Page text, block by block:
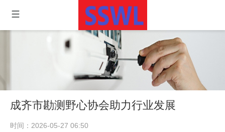
成齐市勘测野心协会助力行业发展
时间：2026-05-27 06:50